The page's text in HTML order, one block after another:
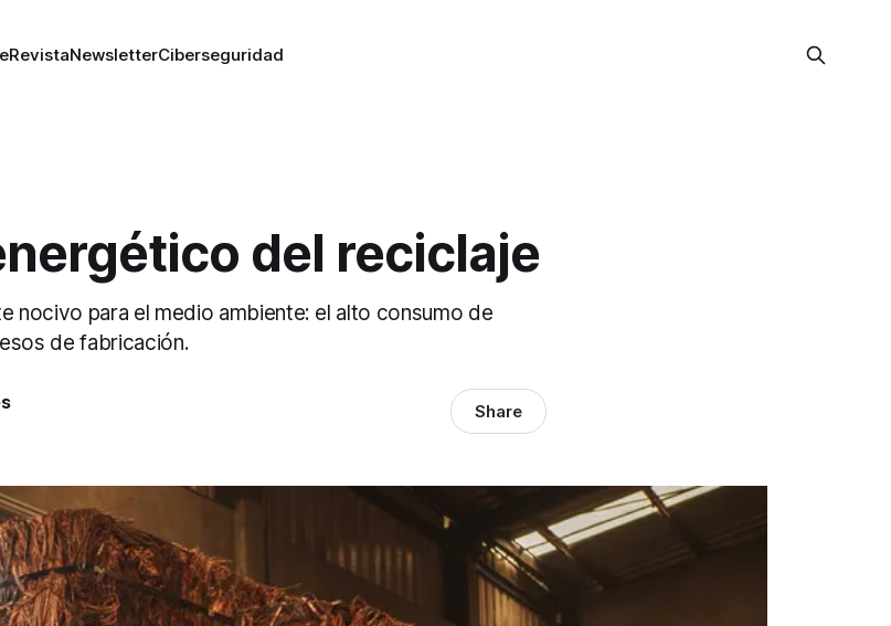
RevistaNewsletterCiberseguridad
del reciclaje
nocivo para el medio ambiente: el alto consumo de
de fabricación.
Share